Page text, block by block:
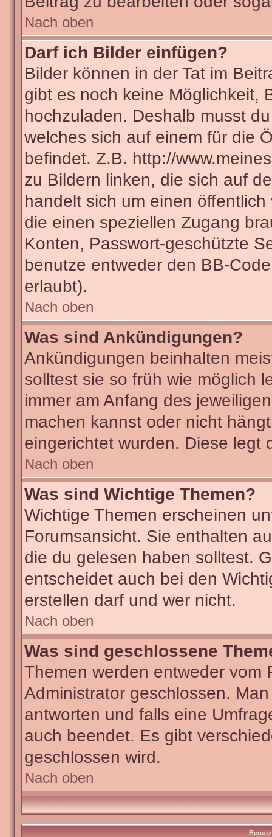
Nach oben
Darf ich Bilder einfügen?
Bilder können in der Tat im
gibt es noch keine Möglichkeit,
hochzuladen. Deshalb musst
welches sich auf einem für die
befindet. Z.B. http://
zu Bildern linken, die sich auf
handelt sich um einen
die einen speziellen Zugang
Konten, Passwort-geschützte
benutze entweder den BB-
erlaubt).
Nach oben
Was sind Ankündigungen?
Ankündigungen beinhalten
solltest sie so früh wie möglich
immer am Anfang des
machen kannst oder nicht
eingerichtet wurden. Diese legt
Nach oben
Was sind Wichtige Themen?
Wichtige Themen erscheinen
Forumsansicht. Sie enthalten
die du gelesen haben solltest.
entscheidet auch bei den
erstellen darf und wer nicht.
Nach oben
Was sind geschlossene
Themen werden entweder vom
Administrator geschlossen.
antworten und falls eine
auch beendet. Es gibt
geschlossen wird.
Nach oben